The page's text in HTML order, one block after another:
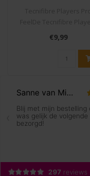
Pro Feel overgrip is een
zeer d..
€9,99